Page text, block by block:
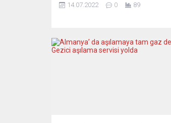
(AB) üyelerince terörist kabul
Stoltenberg, Avrupa
Parlamentosunun AB-NATO iş birliği
14.07.2022 0 89